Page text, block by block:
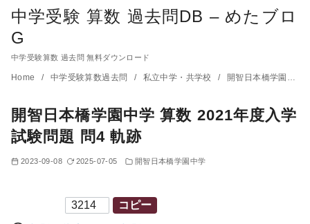
中学受験 算数 過去問DB – めたブロ
G
中学受験算数 過去問 無料ダウンロード
Home 中学受験算数過去問 私立中学・共学校 開智日本橋学園中学
開智日本橋学園中学 算数 2021年度入学
試験問題 問4 軌跡
2023-09-08 2025-07-05 開智日本橋学園中学
コピー